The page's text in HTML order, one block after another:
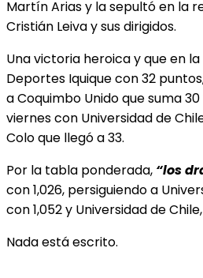
Martín Arias y la sepultó en la
Cristián Leiva y sus dirigidos.
Una victoria heroica y que en
Deportes Iquique con 32
a Coquimbo Unido que suma
viernes con Universidad de
Colo que llegó a 33.
Por la tabla ponderada, “los
con 1,026, persiguiendo a
con 1,052 y Universidad de Chile,
Nada está escrito.